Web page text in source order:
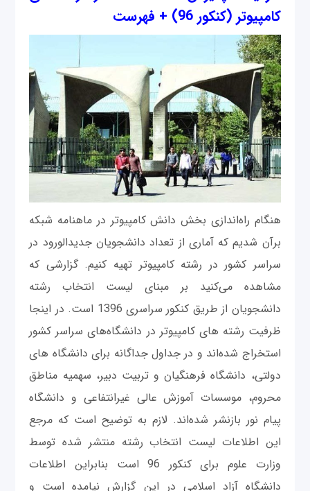
کامپیوتر (کنکور 96) + فهرست
هنگام راه‌اندازی بخش دانش کامپیوتر در ماهنامه شبکه
برآن شدیم که آماری از تعداد دانشجویان جدیدالورود در
سراسر کشور در رشته کامپیوتر تهیه کنیم. گزارشی که
مشاهده می‌کنید بر مبنای لیست انتخاب رشته
دانشجویان از طریق کنکور سراسری 1396 است. در اینجا
ظرفیت رشته ‌های کامپیوتر در دانشگاه‌های سراسر کشور
استخراج شده‌اند و در جداول جداگانه برای دانشگاه های
دولتی، دانشگاه فرهنگیان و تربیت دبیر، سهمیه مناطق
محروم، موسسات آموزش عالی غیرانتفاعی و دانشگاه
پیام نور بازنشر شده‌اند. لازم به توضیح است که مرجع
این اطلاعات لیست انتخاب رشته منتشر شده توسط
وزارت علوم برای کنکور 96 است بنابراین اطلاعات
دانشگاه آزاد اسلامی در این گزارش نیامده است و